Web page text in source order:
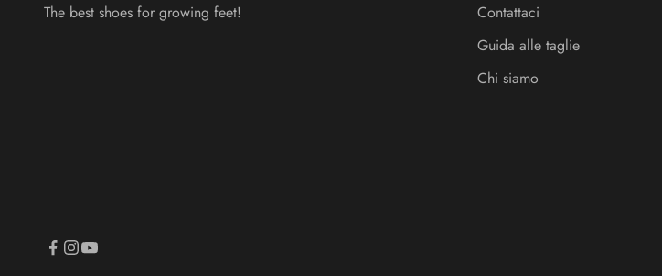
The best shoes for growing feet!
Contattaci
Guida alle taglie
Chi siamo